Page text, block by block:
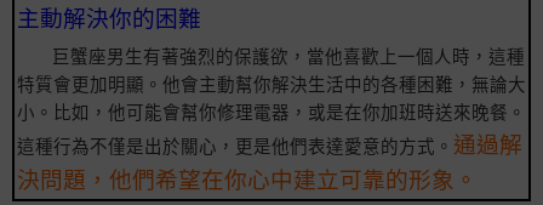
主動解決你的困難
巨蟹座男生有著強烈的保護欲，當他喜歡上一個人時，這種
特質會更加明顯。他會主動幫你解決生活中的各種困難，無論大
小。比如，他可能會幫你修理電器，或是在你加班時送來晚餐。
這種行為不僅是出於關心，更是他們表達愛意的方式。 通過解
決問題，他們希望在你心中建立可靠的形象。